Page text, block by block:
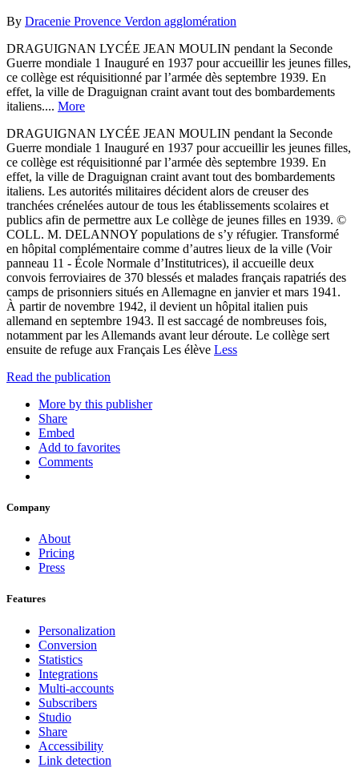
By Dracenie Provence Verdon agglomération
DRAGUIGNAN LYCÉE JEAN MOULIN pendant la Seconde
Guerre mondiale 1 Inauguré en 1937 pour accueillir les jeunes filles,
ce collège est réquisitionné par l’armée dès septembre 1939. En
effet, la ville de Draguignan craint avant tout des bombardements
italiens.... More
DRAGUIGNAN LYCÉE JEAN MOULIN pendant la Seconde
Guerre mondiale 1 Inauguré en 1937 pour accueillir les jeunes filles,
ce collège est réquisitionné par l’armée dès septembre 1939. En
effet, la ville de Draguignan craint avant tout des bombardements
italiens. Les autorités militaires décident alors de creuser des
tranchées crénelées autour de tous les établissements scolaires et
publics afin de permettre aux Le collège de jeunes filles en 1939. ©
COLL. M. DELANNOY populations de s’y réfugier. Transformé
en hôpital complémentaire comme d’autres lieux de la ville (Voir
panneau 11 - École Normale d’Institutrices), il accueille deux
convois ferroviaires de 370 blessés et malades français rapatriés des
camps de prisonniers situés en Allemagne en janvier et mars 1941.
À partir de novembre 1942, il devient un hôpital italien puis
allemand en septembre 1943. Il est saccagé de nombreuses fois,
notamment par les Allemands avant leur déroute. Le collège sert
ensuite de refuge aux Français Les élève Less
Read the publication
More by this publisher
Share
Embed
Add to favorites
Comments
Company
About
Pricing
Press
Features
Personalization
Conversion
Statistics
Integrations
Multi-accounts
Subscribers
Studio
Share
Accessibility
Link detection